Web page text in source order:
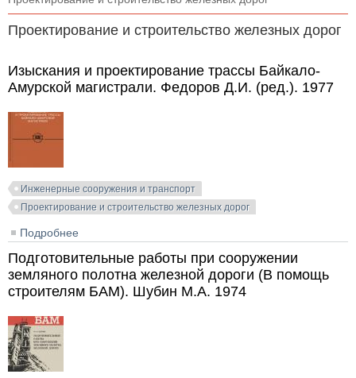
Проектирование и строительство железных дорог
Изыскания и проектирование трассы Байкало-
Амурской магистрали. Федоров Д.И. (ред.). 1977
Инженерные сооружения и транспорт
Проектирование и строительство железных дорог
Подробнее
Подготовительные работы при сооружении
земляного полотна железной дороги (В помощь
строителям БАМ). Шубин М.А. 1974